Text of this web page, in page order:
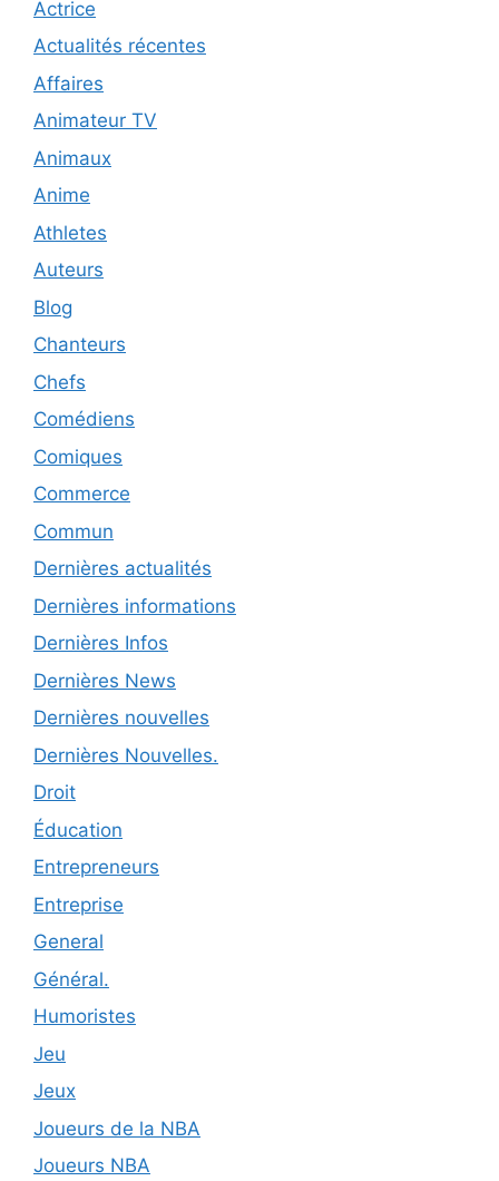
Actrice
Actualités récentes
Affaires
Animateur TV
Animaux
Anime
Athletes
Auteurs
Blog
Chanteurs
Chefs
Comédiens
Comiques
Commerce
Commun
Dernières actualités
Dernières informations
Dernières Infos
Dernières News
Dernières nouvelles
Dernières Nouvelles.
Droit
Éducation
Entrepreneurs
Entreprise
General
Général.
Humoristes
Jeu
Jeux
Joueurs de la NBA
Joueurs NBA